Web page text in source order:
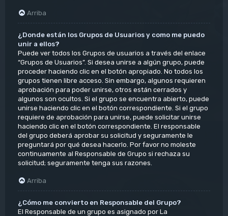
Arriba
¿Donde están los Grupos de Usuarios y como me puedo
unir a ellos?
Puede ver todos los Grupos de usuarios a través del enlace
“Grupos de Usuarios”. Si desea unirse a algún grupo, puede
proceder haciendo clic en el botón apropiado. No todos los
grupos tienen libre acceso. Sin embargo, algunos requieren
aprobación para poder unirse, otros están cerrados y
algunos son ocultos. Si el grupo se encuentra abierto, puede
unirse haciendo clic en el botón correspondiente. Si el grupo
requiere de aprobación para unirse, puede solicitar unirse
haciendo clic en el botón correspondiente. El responsable
del grupo deberá aprobar su solicitud y seguramente le
preguntará por qué desea hacerlo. Por favor no moleste
continuamente al Responsable de Grupo si rechaza su
solicitud; seguramente tenga sus razones.
Arriba
¿Cómo me convierto en Responsable del Grupo?
El Responsable de un grupo es asignado por La